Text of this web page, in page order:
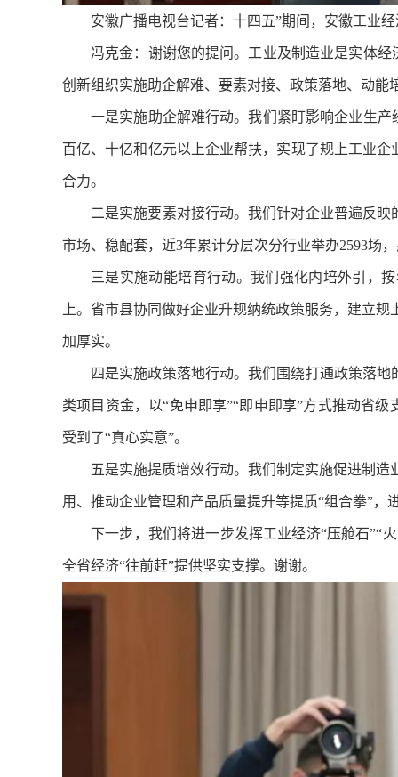
安徽广播电视台记者：十四五”期间，安徽工业
冯克金：谢谢您的提问。工业及制造业是实体
创新组织实施助企解难、要素对接、政策落地、动
一是实施助企解难行动。我们紧盯影响企业生
百亿、十亿和亿元以上企业帮扶，实现了规上工业
合力。
二是实施要素对接行动。我们针对企业普遍反
市场、稳配套，近3年累计分层次分行业举办2593场
三是实施动能培育行动。我们强化内培外引，
上。省市县协同做好企业升规纳统政策服务，建立
加厚实。
四是实施政策落地行动。我们围绕打通政策落
类项目资金，以“免申即享”“即申即享”方式推动省
受到了“真心实意”。
五是实施提质增效行动。我们制定实施促进制
用、推动企业管理和产品质量提升等提质“组合拳”
下一步，我们将进一步发挥工业经济“压舱石”“
全省经济“往前赶”提供坚实支撑。谢谢。